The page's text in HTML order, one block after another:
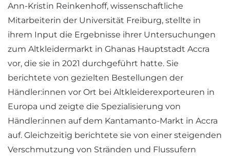
Ann-Kristin Reinkenhoff, wissenschaftliche
Mitarbeiterin der Universität Freiburg, stellte in
ihrem Input die Ergebnisse ihrer Untersuchungen
zum Altkleidermarkt in Ghanas Hauptstadt Accra
vor, die sie in 2021 durchgeführt hatte. Sie
berichtete von gezielten Bestellungen der
Händler:innen vor Ort bei Altkleiderexporteuren in
Europa und zeigte die Spezialisierung von
Händler:innen auf dem Kantamanto-Markt in Accra
auf. Gleichzeitig berichtete sie von einer steigenden
Verschmutzung von Stränden und Flussufern